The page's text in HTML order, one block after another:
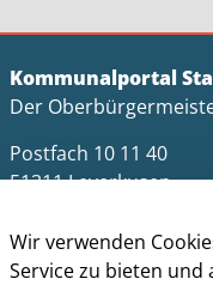
Kommunalportal
Der
Postfach 10 11 40
51311 Leverkusen
Telefon: +49 (0)214
Telefax: +49 (0)214
Wir verwenden
Service zu bieten und